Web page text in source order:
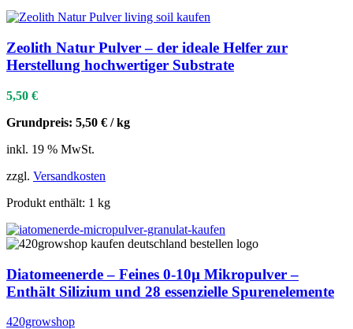
Zeolith Natur Pulver – der ideale Helfer zur
Herstellung hochwertiger Substrate
5,50 €
Grundpreis: 5,50 € /kg
inkl. 19 % MwSt.
zzgl. Versandkosten
Produkt enthält: 1 kg
Diatomeenerde – Feines 0-10µ Mikropulver –
Enthält Silizium und 28 essenzielle Spurenelemente
420growshop